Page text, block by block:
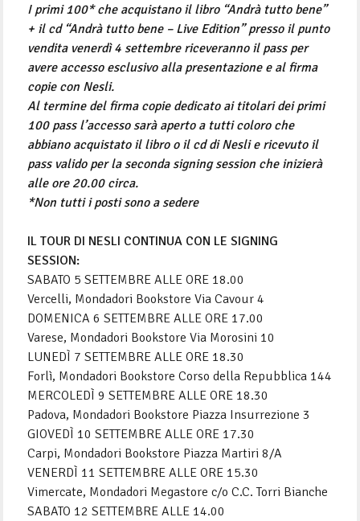
I primi 100* che acquistano il libro “Andrà tutto bene”
+ il cd “Andrà tutto bene – Live Edition” presso il punto
vendita venerdì 4 settembre riceveranno il pass per
avere accesso esclusivo alla presentazione e al firma
copie con Nesli.
Al termine del firma copie dedicato ai titolari dei primi
100 pass l’accesso sarà aperto a tutti coloro che
abbiano acquistato il libro o il cd di Nesli e ricevuto il
pass valido per la seconda signing session che inizierà
alle ore 20.00 circa.
*Non tutti i posti sono a sedere
IL TOUR DI NESLI CONTINUA CON LE SIGNING
SESSION:
SABATO 5 SETTEMBRE ALLE ORE 18.00
Vercelli, Mondadori Bookstore Via Cavour 4
DOMENICA 6 SETTEMBRE ALLE ORE 17.00
Varese, Mondadori Bookstore Via Morosini 10
LUNEDÌ 7 SETTEMBRE ALLE ORE 18.30
Forlì, Mondadori Bookstore Corso della Repubblica 144
MERCOLEDÌ 9 SETTEMBRE ALLE ORE 18.30
Padova, Mondadori Bookstore Piazza Insurrezione 3
GIOVEDÌ 10 SETTEMBRE ALLE ORE 17.30
Carpi, Mondadori Bookstore Piazza Martiri 8/A
VENERDÌ 11 SETTEMBRE ALLE ORE 15.30
Vimercate, Mondadori Megastore c/o C.C. Torri Bianche
SABATO 12 SETTEMBRE ALLE 14.00